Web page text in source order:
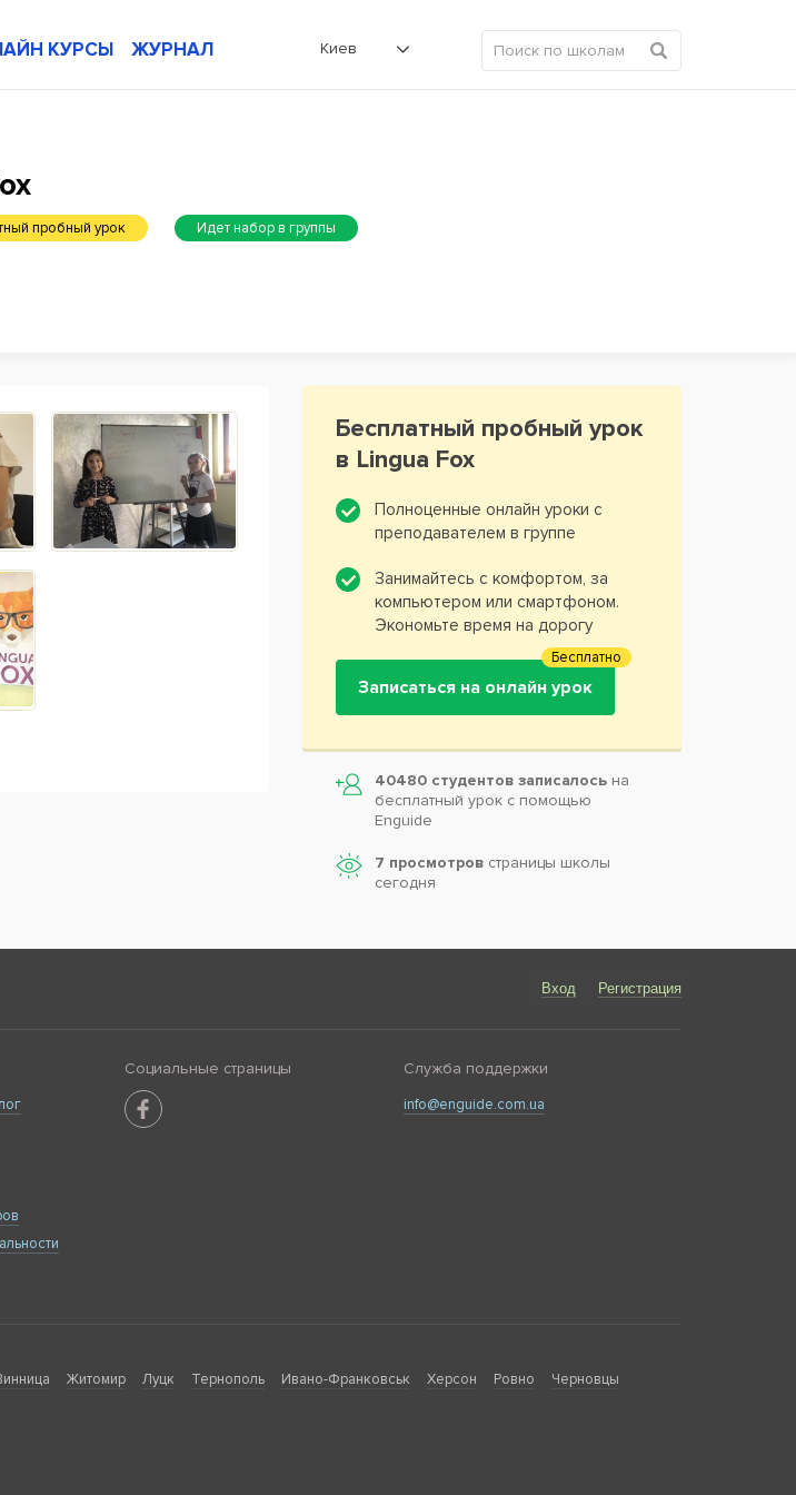
КУРСЫ ЖУРНАЛ Киев
пробный урок Идет набор в группы
Бесплатный пробный урок
в Lingua Fox
Полноценные онлайн уроки с
преподавателем в группе
Занимайтесь с комфортом, за
компьютером или смартфоном.
Экономьте время на дорогу
Записаться на онлайн урок
Бесплатно
40480 студентов записалось на
бесплатный урок с помощью
Enguide
7 просмотровстраницы школы
сегодня
Вход Регистрация
Социальные страницы Служба поддержки
info@enguide.com.ua
Житомир Луцк Тернополь Ивано-Франковськ Херсон Ровно
Черновцы